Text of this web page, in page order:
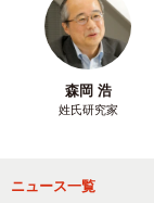
森岡 浩
姓氏研究家
ニュース一覧